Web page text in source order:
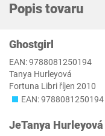
Popis tovaru
Ghostgirl
EAN: 9788081250194
Tanya Hurleyová
Fortuna Libri říjen 2010
EAN: 9788081250194
JeTanya Hurleyová